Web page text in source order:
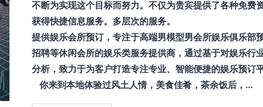
不断为实现这个目标而努力。不仅为贵宾提供了各种免费
获得快捷信息服务。多层次的服务。
提供娱乐会所预订，专注于高端男模型男会所娱乐俱乐部
招聘等休闲会所的娱乐类服务提供商，通过基于对娱乐行
分析，致力于为客户打造专注专业、智能便捷的娱乐预订平
你来到本地体验过风土人情，美食佳肴，茶余饭后，...